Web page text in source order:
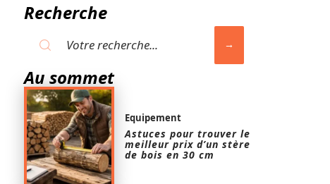
Recherche
Au sommet
Equipement
Astuces pour trouver le
meilleur prix d’un stère
de bois en 30 cm